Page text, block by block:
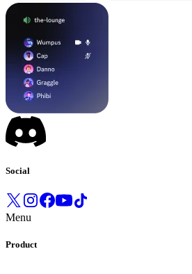
Social
Menu
Product